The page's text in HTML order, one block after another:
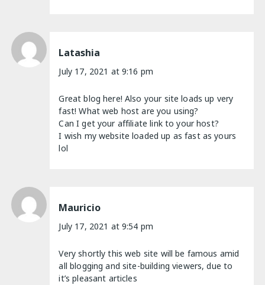
Latashia
July 17, 2021 at 9:16 pm
Great blog here! Also your site loads up very
fast! What web host are you using?
Can I get your affiliate link to your host?
I wish my website loaded up as fast as yours
lol
Mauricio
July 17, 2021 at 9:54 pm
Very shortly this web site will be famous amid
all blogging and site-building viewers, due to
it’s pleasant articles